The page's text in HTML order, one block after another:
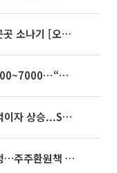
35도 안팎 무더위 이어져…전국 곳곳 소나기 [오늘 날씨]
[주간증시전망] 다음주 코스피 6000~7000⋯“外人 수급은 정책이 변수”
뉴욕증시, 연준 금리인상 기대감 꺾이자 상승...S&P500 사상 최고치 [종합]
SK하이닉스, 분기배당 375원 확정…주주환원책 9월로 앞당겨 발표